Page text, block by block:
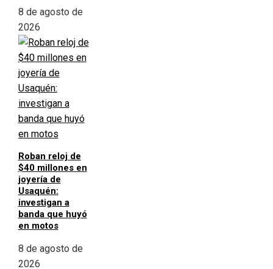
8 de agosto de
2026
Roban reloj de
$40 millones en
joyería de
Usaquén:
investigan a
banda que huyó
en motos
8 de agosto de
2026